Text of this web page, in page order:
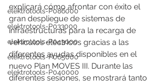
elektrotools-P086000
elektrotools-P033000
elektrotools-P043000
elektrotools-P065000
elektrotools-P040000
explicará cómo afrontar con éxito el
gran despliegue de sistemas de
infraestructuras para la recarga de
vehículos eléctricos gracias a las
diferentes ayudas disponibles en el
nuevo Plan MOVES III. Durante las
diferentes sesiones, se mostrará tanto